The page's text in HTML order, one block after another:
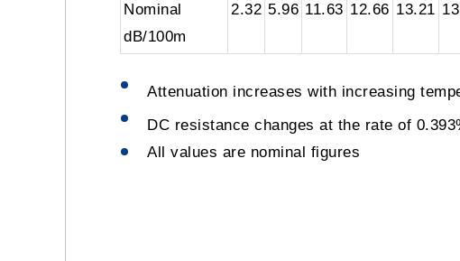
Nominal
dB/100m
2.32 5.96 11.63 12.66 13.21
Attenuation increases with increasing
DC resistance changes at the rate of
All values are nominal figures